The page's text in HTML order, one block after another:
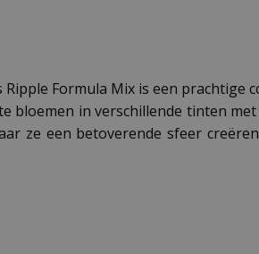
Formula Mix is een prachtige
in verschillende tinten
ze een betoverende sfeer